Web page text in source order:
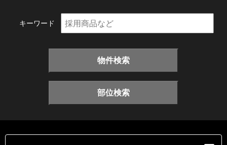
キーワード
物件検索
部位検索